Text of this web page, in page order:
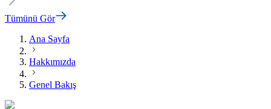
Tümünü Gör
Ana Sayfa
Hakkımızda
Genel Bakış